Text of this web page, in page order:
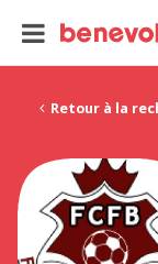
Retour à la